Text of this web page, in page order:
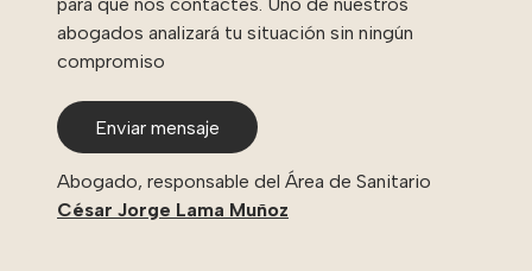
abogados analizará tu situación sin ningún
compromiso
Enviar mensaje
Abogado, responsable del Área de Sanitario
César Jorge Lama Muñoz